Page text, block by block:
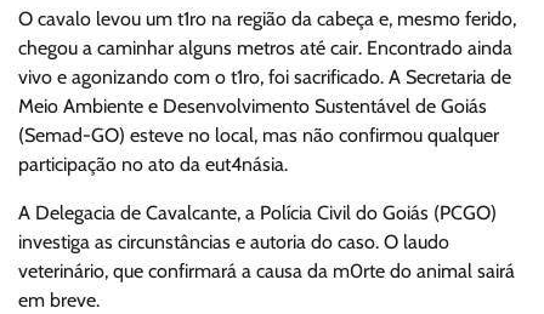
O cavalo levou um t1ro na região da cabeça e, mesmo ferido,
chegou a caminhar alguns metros até cair. Encontrado ainda
vivo e agonizando com o t1ro, foi sacrificado. A Secretaria de
Meio Ambiente e Desenvolvimento Sustentável de Goiás
(Semad-GO) esteve no local, mas não confirmou qualquer
participação no ato da eut4násia.
A Delegacia de Cavalcante, a Polícia Civil do Goiás (PCGO)
investiga as circunstâncias e autoria do caso. O laudo
veterinário, que confirmará a causa da m0rte do animal sairá
em breve.